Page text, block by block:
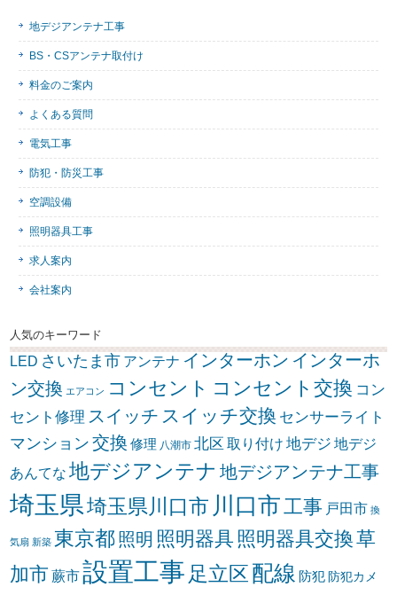
地デジアンテナ工事
BS・CSアンテナ取付け
料金のご案内
よくある質問
電気工事
防犯・防災工事
空調設備
照明器具工事
求人案内
会社案内
人気のキーワード
LED さいたま市 アンテナ インターホン インターホ
ン交換 エアコン コンセント コンセント交換 コン
セント修理 スイッチ スイッチ交換 センサーライト
マンション 交換 修理 八潮市 北区 取り付け 地デジ 地デジ
あんてな 地デジアンテナ 地デジアンテナ工事
埼玉県埼玉県川口市 川口市工事 戸田市 換
気扇 新築 東京都照明 照明器具 照明器具交換草
加市 蕨市設置工事 足立区配線 防犯 防犯カメ